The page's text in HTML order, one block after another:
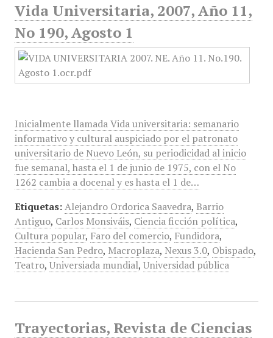
Vida Universitaria, 2007, Año 11,
No 190, Agosto 1
Inicialmente llamada Vida universitaria: semanario
informativo y cultural auspiciado por el patronato
universitario de Nuevo León, su periodicidad al inicio
fue semanal, hasta el 1 de junio de 1975, con el No
1262 cambia a docenal y es hasta el 1 de…
Etiquetas: Alejandro Ordorica Saavedra, Barrio
Antiguo, Carlos Monsiváis, Ciencia ficción política,
Cultura popular, Faro del comercio, Fundidora,
Hacienda San Pedro, Macroplaza, Nexus 3.0, Obispado,
Teatro, Universiada mundial, Universidad pública
Trayectorias, Revista de Ciencias